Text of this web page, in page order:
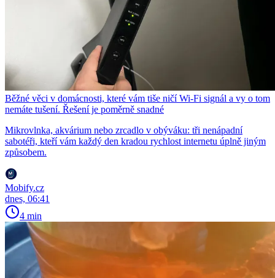
Běžné věci v domácnosti, které vám tiše ničí Wi-Fi signál a vy o tom
nemáte tušení. Řešení je poměrně snadné
Mikrovlnka, akvárium nebo zrcadlo v obýváku: tři nenápadní
sabotéři, kteří vám každý den kradou rychlost internetu úplně jiným
způsobem.
Mobify.cz
dnes, 06:41
4 min